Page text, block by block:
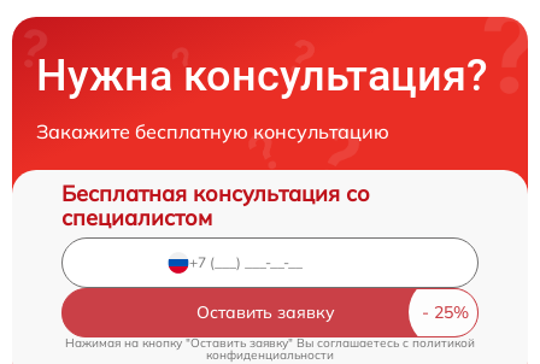
Нужна консультация?
Закажите бесплатную консультацию
Бесплатная консультация со
специалистом
Оставить заявку
Нажимая на кнопку "Оставить заявку" Вы соглашаетесь cполитикой
конфиденциальности